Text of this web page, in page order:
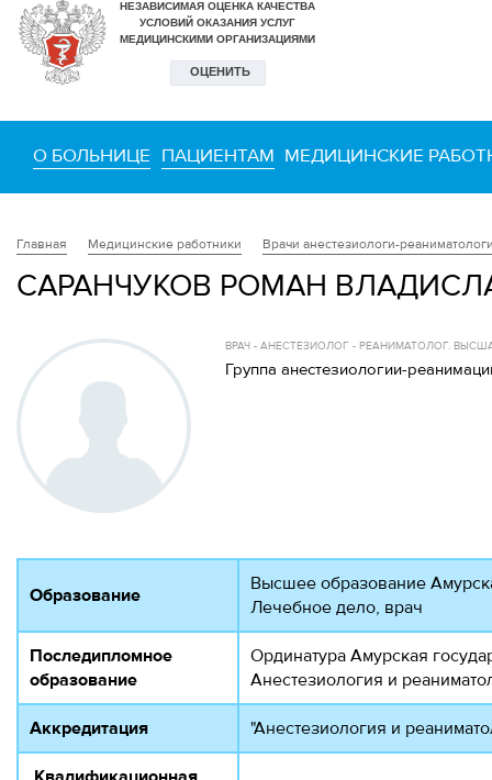
О БОЛЬНИЦЕ ПАЦИЕНТАМ МЕДИЦИНСКИЕ
Главная Медицинские работники Врачи анестезиологи-
САРАНЧУКОВ РОМАН
ВРАЧ - АНЕСТЕЗИОЛОГ - РЕАНИМАТОЛОГ.
Группа анестезиологии-
Образование
Высшее образование
Лечебное дело, врач
Последипломное
образование
Ординатура Амурская
Анестезиология и
Аккредитация "Анестезиология и